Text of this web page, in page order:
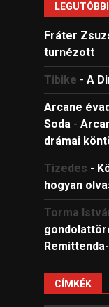
Fráter
turnézott
Tibike -A
Arcane
Soda -
drámai
Tizedes -
hogyan
Torma
CÍMKÉK